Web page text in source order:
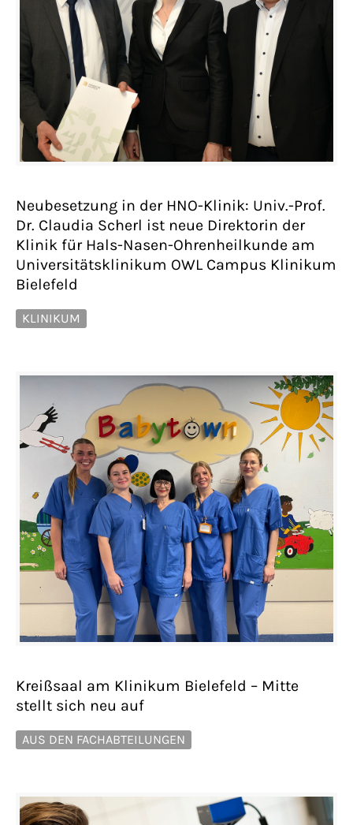
Neubesetzung in der HNO-Klinik: Univ.-Prof.
Dr. Claudia Scherl ist neue Direktorin der
Klinik für Hals-Nasen-Ohrenheilkunde am
Universitätsklinikum OWL Campus Klinikum
Bielefeld
KLINIKUM
Kreißsaal am Klinikum Bielefeld – Mitte
stellt sich neu auf
AUS DEN FACHABTEILUNGEN